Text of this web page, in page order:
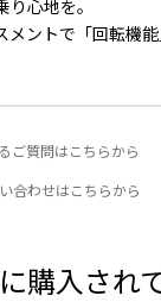
心地を。
メントで「回転機
ご質問はこちらから
合わせはこちらから
購入され